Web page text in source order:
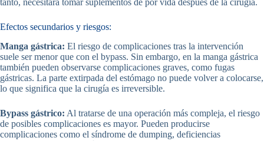
Efectos secundarios y riesgos:
Manga gástrica: El riesgo de complicaciones tras la intervención
suele ser menor que con el bypass. Sin embargo, en la manga gástrica
también pueden observarse complicaciones graves, como fugas
gástricas. La parte extirpada del estómago no puede volver a colocarse,
lo que significa que la cirugía es irreversible.
Bypass gástrico: Al tratarse de una operación más compleja, el riesgo
de posibles complicaciones es mayor. Pueden producirse
complicaciones como el síndrome de dumping, deficiencias